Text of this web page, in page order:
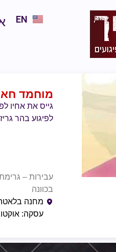
EN
מוחמד
גייס את אחיו
לפיגוע בהר
עבירות –
בכוונה
מחנה
עסקה: אוקטובר